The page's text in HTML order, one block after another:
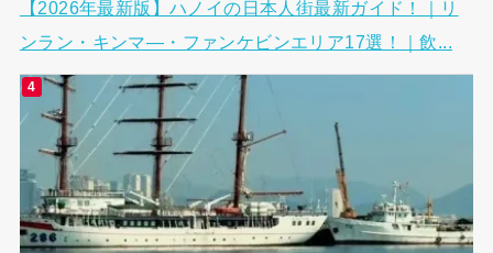
【2026年最新版】ハノイの日本人街最新ガイド！｜リ
ンラン・キンマ―・ファンケビンエリア17選！｜飲...